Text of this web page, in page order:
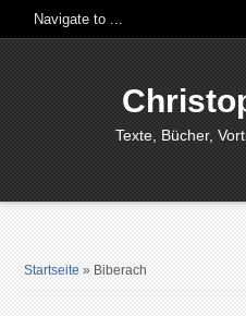
Texte, Bücher,
Startseite » Biberach